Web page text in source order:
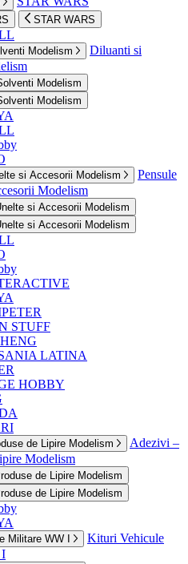
STAR WARS
Modelism
Diluanti si
Modelism
Modelism
si Accesorii Modelism
Pensule
Modelism
si Accesorii Modelism
si Accesorii Modelism
STUFF
LATINA
HOBBY
de Lipire Modelism
Adezivi –
Modelism
de Lipire Modelism
de Lipire Modelism
Militare WW I
Kituri Vehicule
I